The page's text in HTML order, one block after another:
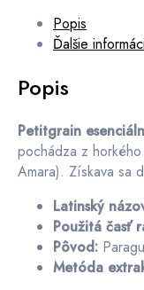
Aurantium
Popis
Ďalšie
Popis
Petitgrain
pochádza z horkého
Amara). Získava sa
Latinský
Použitá časť
Pôvod:
Metóda